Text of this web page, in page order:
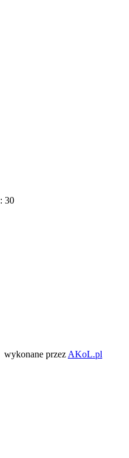
30
przez AKoL.pl